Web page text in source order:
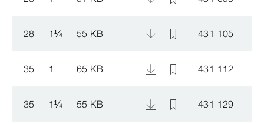
28 1¼ 55 KB 431 105
35 1 65 KB 431 112
35 1¼ 55 KB 431 129